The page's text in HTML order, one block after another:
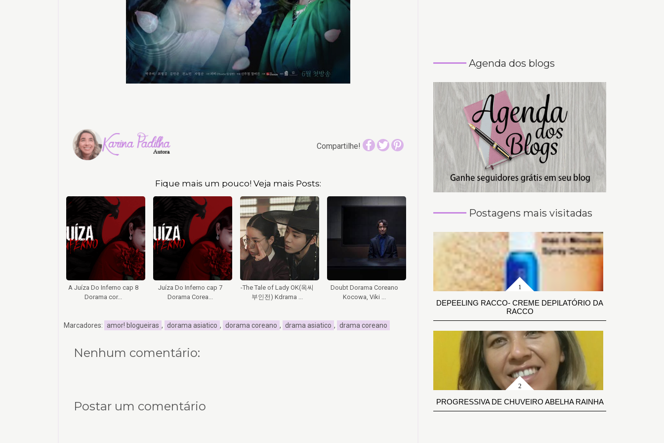
Compartilhe!
Fique mais um pouco! Veja mais Posts:
A Juíza Do Inferno cap 8
Dorama cor...
Juíza Do Inferno cap 7
Dorama Corea...
-The Tale of Lady OK(옥씨
부인전) Kdrama ...
Doubt Dorama Coreano
Kocowa, Viki ...
Marcadores: amor! blogueiras , dorama asiatico , dorama coreano , drama asiatico , drama coreano
Nenhum comentário:
Postar um comentário
Agenda dos blogs
Postagens mais visitadas
DEPEELING RACCO- CREME DEPILATÓRIO DA
RACCO
PROGRESSIVA DE CHUVEIRO ABELHA RAINHA